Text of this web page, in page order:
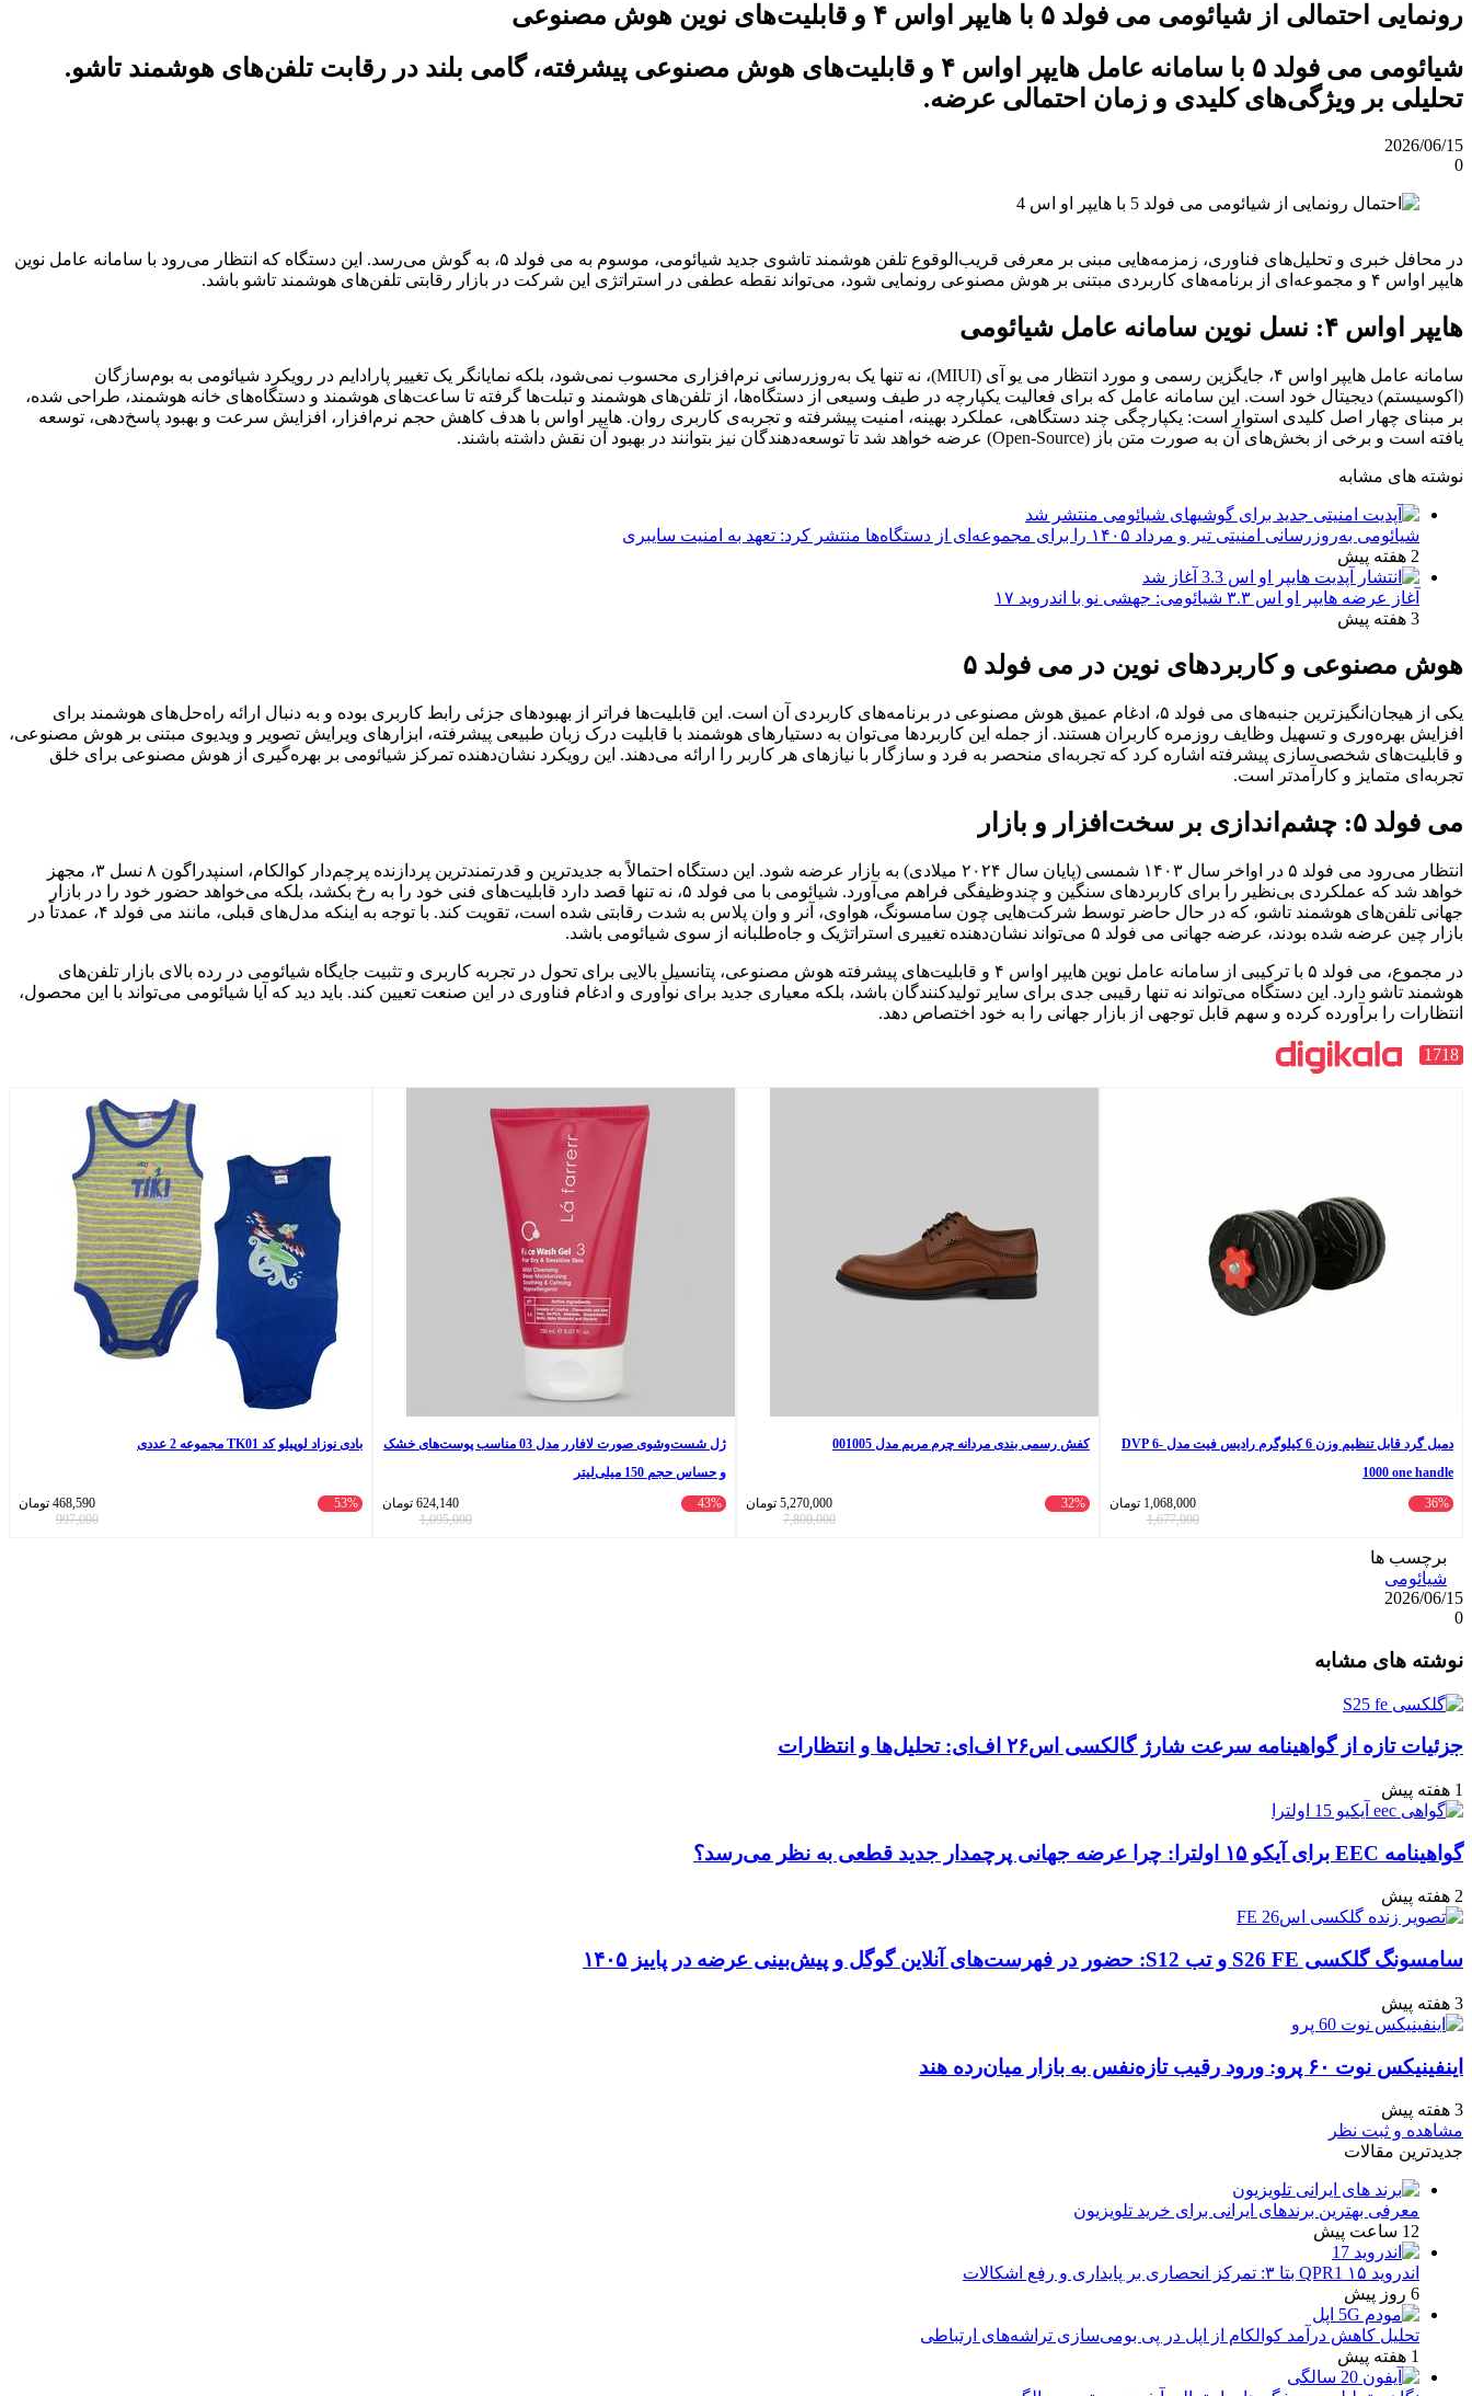
رونمایی احتمالی از شیائومی می فولد ۵ با هایپر او‌اس ۴ و قابلیت‌های نوین هوش مصنوعی
شیائومی می فولد ۵ با سامانه عامل هایپر او‌اس ۴ و قابلیت‌های هوش مصنوعی پیشرفته، گامی بلند در رقابت تلفن‌های هوشمند تاشو.
تحلیلی بر ویژگی‌های کلیدی و زمان احتمالی عرضه.
2026/06/15
0
در محافل خبری و تحلیل‌های فناوری، زمزمه‌هایی مبنی بر معرفی قریب‌الوقوع تلفن هوشمند تاشوی جدید شیائومی، موسوم به می فولد ۵، به گوش می‌رسد. این دستگاه که انتظار می‌رود با سامانه عامل نوین
هایپر او‌اس ۴ و مجموعه‌ای از برنامه‌های کاربردی مبتنی بر هوش مصنوعی رونمایی شود، می‌تواند نقطه عطفی در استراتژی این شرکت در بازار رقابتی تلفن‌های هوشمند تاشو باشد.
هایپر او‌اس ۴: نسل نوین سامانه عامل شیائومی
سامانه عامل هایپر او‌اس ۴، جایگزین رسمی و مورد انتظار می یو آی (MIUI)، نه تنها یک به‌روزرسانی نرم‌افزاری محسوب نمی‌شود، بلکه نمایانگر یک تغییر پارادایم در رویکرد شیائومی به بوم‌سازگان
(اکوسیستم) دیجیتال خود است. این سامانه عامل که برای فعالیت یکپارچه در طیف وسیعی از دستگاه‌ها، از تلفن‌های هوشمند و تبلت‌ها گرفته تا ساعت‌های هوشمند و دستگاه‌های خانه هوشمند، طراحی شده،
بر مبنای چهار اصل کلیدی استوار است: یکپارچگی چند دستگاهی، عملکرد بهینه، امنیت پیشرفته و تجربه‌ی کاربری روان. هایپر او‌اس با هدف کاهش حجم نرم‌افزار، افزایش سرعت و بهبود پاسخ‌دهی، توسعه
یافته است و برخی از بخش‌های آن به صورت متن باز (Open-Source) عرضه خواهد شد تا توسعه‌دهندگان نیز بتوانند در بهبود آن نقش داشته باشند.
نوشته های مشابه
شیائومی به‌روزرسانی امنیتی تیر و مرداد ۱۴۰۵ را برای مجموعه‌ای از دستگاه‌ها منتشر کرد: تعهد به امنیت سایبری
2 هفته پیش
آغاز عرضه هایپر او اس ۳.۳ شیائومی: جهشی نو با اندروید ۱۷
3 هفته پیش
هوش مصنوعی و کاربردهای نوین در می فولد ۵
یکی از هیجان‌انگیزترین جنبه‌های می فولد ۵، ادغام عمیق هوش مصنوعی در برنامه‌های کاربردی آن است. این قابلیت‌ها فراتر از بهبودهای جزئی رابط کاربری بوده و به دنبال ارائه راه‌حل‌های هوشمند برای
افزایش بهره‌وری و تسهیل وظایف روزمره کاربران هستند. از جمله این کاربردها می‌توان به دستیارهای هوشمند با قابلیت درک زبان طبیعی پیشرفته، ابزارهای ویرایش تصویر و ویدیوی مبتنی بر هوش مصنوعی،
و قابلیت‌های شخصی‌سازی پیشرفته اشاره کرد که تجربه‌ای منحصر به فرد و سازگار با نیازهای هر کاربر را ارائه می‌دهند. این رویکرد نشان‌دهنده تمرکز شیائومی بر بهره‌گیری از هوش مصنوعی برای خلق
تجربه‌ای متمایز و کارآمدتر است.
می فولد ۵: چشم‌اندازی بر سخت‌افزار و بازار
انتظار می‌رود می فولد ۵ در اواخر سال ۱۴۰۳ شمسی (پایان سال ۲۰۲۴ میلادی) به بازار عرضه شود. این دستگاه احتمالاً به جدیدترین و قدرتمندترین پردازنده پرچم‌دار کوالکام، اسنپدراگون ۸ نسل ۳، مجهز
خواهد شد که عملکردی بی‌نظیر را برای کاربردهای سنگین و چندوظیفگی فراهم می‌آورد. شیائومی با می فولد ۵، نه تنها قصد دارد قابلیت‌های فنی خود را به رخ بکشد، بلکه می‌خواهد حضور خود را در بازار
جهانی تلفن‌های هوشمند تاشو، که در حال حاضر توسط شرکت‌هایی چون سامسونگ، هواوی، آنر و وان پلاس به شدت رقابتی شده است، تقویت کند. با توجه به اینکه مدل‌های قبلی، مانند می فولد ۴، عمدتاً در
بازار چین عرضه شده بودند، عرضه جهانی می فولد ۵ می‌تواند نشان‌دهنده تغییری استراتژیک و جاه‌طلبانه از سوی شیائومی باشد.
در مجموع، می فولد ۵ با ترکیبی از سامانه عامل نوین هایپر او‌اس ۴ و قابلیت‌های پیشرفته هوش مصنوعی، پتانسیل بالایی برای تحول در تجربه کاربری و تثبیت جایگاه شیائومی در رده بالای بازار تلفن‌های
هوشمند تاشو دارد. این دستگاه می‌تواند نه تنها رقیبی جدی برای سایر تولیدکنندگان باشد، بلکه معیاری جدید برای نوآوری و ادغام فناوری در این صنعت تعیین کند. باید دید که آیا شیائومی می‌تواند با این محصول،
انتظارات را برآورده کرده و سهم قابل توجهی از بازار جهانی را به خود اختصاص دهد.
1718
دمبل گرد قابل تنظیم وزن 6 کیلوگرم رادیس فیت مدل DVP 6-
1000 one handle
36%
1,068,000 تومان
1,677,000
کفش رسمی بندی مردانه چرم مریم مدل 001005
32%
5,270,000 تومان
7,800,000
ژل شست‌وشوی صورت لافارر مدل 03 مناسب پوست‌های خشک
و حساس حجم 150 میلی‌لیتر
43%
624,140 تومان
1,095,000
بادی نوزاد لوپیلو کد TK01 مجموعه 2 عددی
53%
468,590 تومان
997,000
برچسب ها
شیائومی
2026/06/15
0
آپ
گذاری
ایمیل
نوشته های مشابه
جزئیات تازه از گواهینامه سرعت شارژ گالکسی اس۲۶ اف‌ای: تحلیل‌ها و انتظارات
1 هفته پیش
گواهینامه EEC برای آیکو ۱۵ اولترا: چرا عرضه جهانی پرچمدار جدید قطعی به نظر می‌رسد؟
2 هفته پیش
سامسونگ گلکسی S26 FE و تب S12: حضور در فهرست‌های آنلاین گوگل و پیش‌بینی عرضه در پاییز ۱۴۰۵
3 هفته پیش
اینفینیکس نوت ۶۰ پرو: ورود رقیب تازه‌نفس به بازار میان‌رده هند
3 هفته پیش
مشاهده و ثبت نظر
جدیدترین مقالات
معرفی بهترین برندهای ایرانی برای خرید تلویزیون
12 ساعت پیش
اندروید ۱۵ QPR1 بتا ۳: تمرکز انحصاری بر پایداری و رفع اشکالات
6 روز پیش
تحلیل کاهش درآمد کوالکام از اپل در پی بومی‌سازی تراشه‌های ارتباطی
1 هفته پیش